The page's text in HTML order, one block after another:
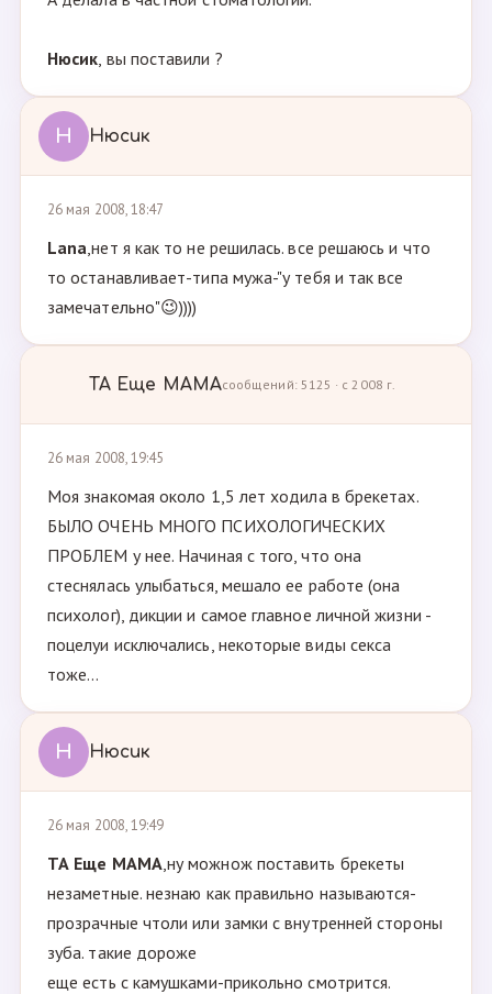
Нюсик, вы поставили ?
Н Нюсик
26 мая 2008, 18:47
Lana,нет я как то не решилась. все решаюсь и что
то останавливает-типа мужа-"у тебя и так все
замечательно"😉))))
ТА Ещe МАМАсообщений: 5125 · с 2008 г.
26 мая 2008, 19:45
Моя знакомая около 1,5 лет ходила в брекетах.
БЫЛО ОЧЕНЬ МНОГО ПСИХОЛОГИЧЕСКИХ
ПРОБЛЕМ у нее. Начиная с того, что она
стеснялась улыбаться, мешало ее работе (она
психолог), дикции и самое главное личной жизни -
поцелуи исключались, некоторые виды секса
тоже...
Н Нюсик
26 мая 2008, 19:49
ТА Ещe МАМА,ну можнож поставить брекеты
незаметные. незнаю как правильно называются-
прозрачные чтоли или замки с внутренней стороны
зуба. такие дороже
еще есть с камушками-прикольно смотрится.